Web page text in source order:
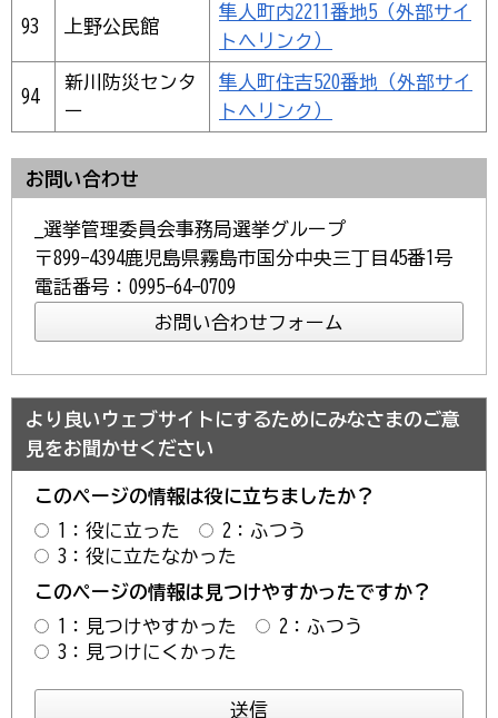
93 上野公民館
隼人町内2211番地5（外部サイ
トへリンク）
94
新川防災センタ
ー
隼人町住吉520番地（外部サイ
トへリンク）
お問い合わせ
_選挙管理委員会事務局選挙グループ
〒899-4394鹿児島県霧島市国分中央三丁目45番1号
電話番号：0995-64-0709
より良いウェブサイトにするためにみなさまのご意
見をお聞かせください
このページの情報は役に立ちましたか？
1：役に立った
2：ふつう
3：役に立たなかった
このページの情報は見つけやすかったですか？
1：見つけやすかった
2：ふつう
3：見つけにくかった